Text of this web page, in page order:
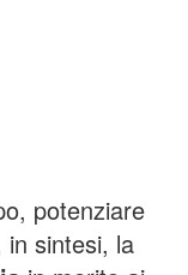
potenziare
sintesi, la